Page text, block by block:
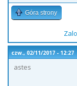
Góra strony
czw., 02/11/2017 - 12:27
astes